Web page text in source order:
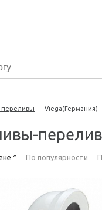
переливы - Viega(Германия)
По популярности